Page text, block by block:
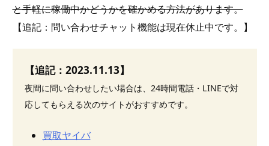
と手軽に稼働中かどうかを確かめる方法があります。
【追記：問い合わせチャット機能は現在休止中です。】
【追記：2023.11.13】
夜間に問い合わせしたい場合は、24時間電話・LINEで対
応してもらえる次のサイトがおすすめです。
買取ヤイバ